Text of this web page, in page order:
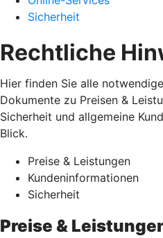
Sicherheit
Rechtliche
Hier finden Sie alle
Dokumente zu Preisen &
Sicherheit und allgemeine
Blick.
Preise & Leistungen
Kundeninformationen
Sicherheit
Preise &